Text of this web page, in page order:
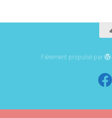
Fièrement propulsé par